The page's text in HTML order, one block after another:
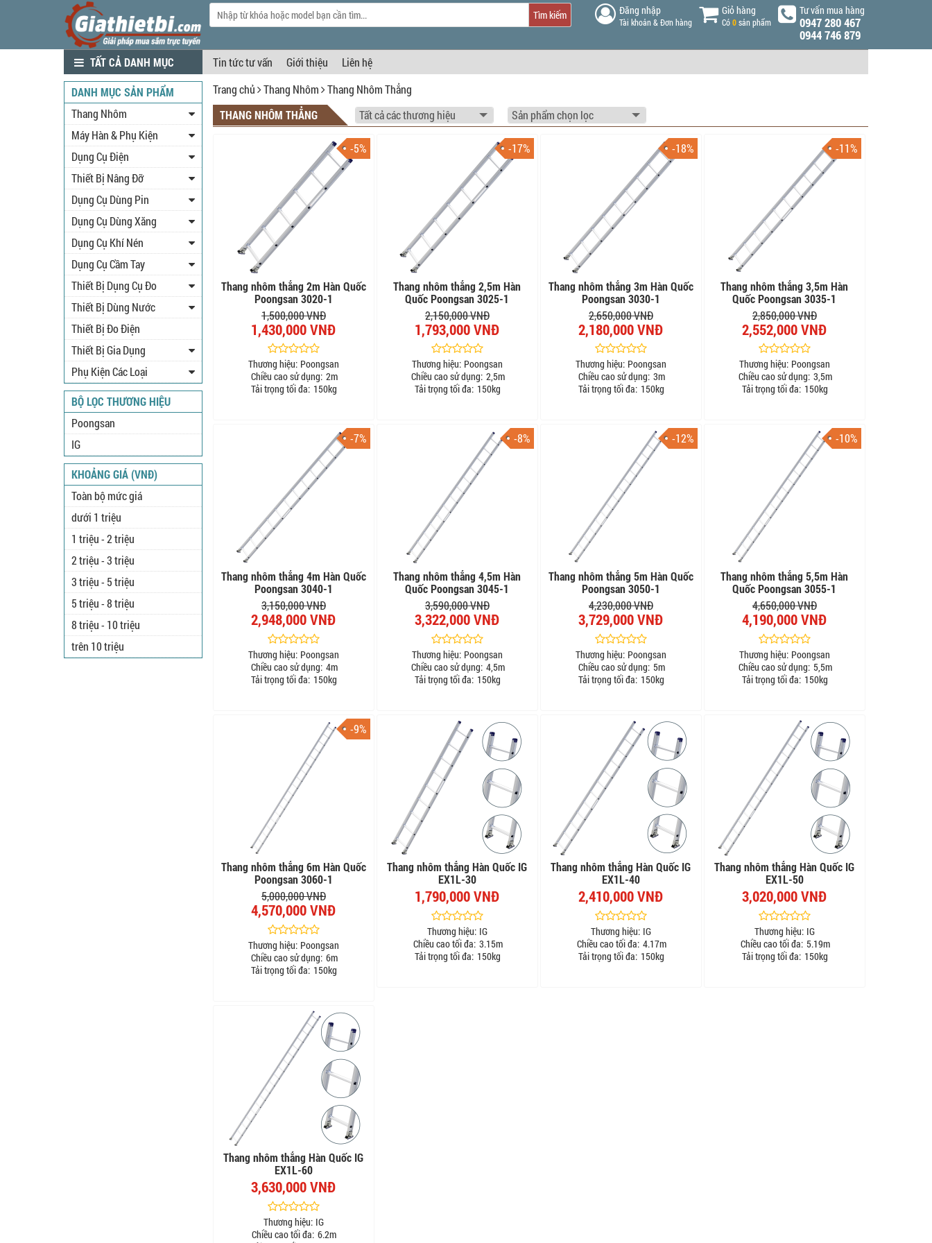
Tìm kiếm Đăng nhập
Tài khoản & Đơn hàng
Giỏ hàng
Có0sản phẩm
Tư vấn mua hàng
0947 280 467
0944 746 879
TẤT CẢ DANH MỤC Tin tức tư vấn Giới thiệu
Liên hệ
Trang chủ
Thang Nhôm
Thang Nhôm Thẳng
THANG NHÔM THẲNG
-5%
Thang nhôm thẳng 2m Hàn Quốc
Poongsan 3020-1
1,500,000 VNĐ
1,430,000 VNĐ
Thương hiệu: Poongsan
Chiều cao sử dụng: 2m
Tải trọng tối đa: 150kg
-17%
Thang nhôm thẳng 2,5m Hàn
Quốc Poongsan 3025-1
2,150,000 VNĐ
1,793,000 VNĐ
Thương hiệu: Poongsan
Chiều cao sử dụng: 2,5m
Tải trọng tối đa: 150kg
-18%
Thang nhôm thẳng 3m Hàn Quốc
Poongsan 3030-1
2,650,000 VNĐ
2,180,000 VNĐ
Thương hiệu: Poongsan
Chiều cao sử dụng: 3m
Tải trọng tối đa: 150kg
-11%
Thang nhôm thẳng 3,5m Hàn
Quốc Poongsan 3035-1
2,850,000 VNĐ
2,552,000 VNĐ
Thương hiệu: Poongsan
Chiều cao sử dụng: 3,5m
Tải trọng tối đa: 150kg
-7%
Thang nhôm thẳng 4m Hàn Quốc
Poongsan 3040-1
3,150,000 VNĐ
2,948,000 VNĐ
Thương hiệu: Poongsan
Chiều cao sử dụng: 4m
Tải trọng tối đa: 150kg
-8%
Thang nhôm thẳng 4,5m Hàn
Quốc Poongsan 3045-1
3,590,000 VNĐ
3,322,000 VNĐ
Thương hiệu: Poongsan
Chiều cao sử dụng: 4,5m
Tải trọng tối đa: 150kg
-12%
Thang nhôm thẳng 5m Hàn Quốc
Poongsan 3050-1
4,230,000 VNĐ
3,729,000 VNĐ
Thương hiệu: Poongsan
Chiều cao sử dụng: 5m
Tải trọng tối đa: 150kg
-10%
Thang nhôm thẳng 5,5m Hàn
Quốc Poongsan 3055-1
4,650,000 VNĐ
4,190,000 VNĐ
Thương hiệu: Poongsan
Chiều cao sử dụng: 5,5m
Tải trọng tối đa: 150kg
-9%
Thang nhôm thẳng 6m Hàn Quốc
Poongsan 3060-1
5,000,000 VNĐ
4,570,000 VNĐ
Thương hiệu: Poongsan
Chiều cao sử dụng: 6m
Tải trọng tối đa: 150kg
Thang nhôm thẳng Hàn Quốc IG
EX1L-30
1,790,000 VNĐ
Thương hiệu: IG
Chiều cao tối đa: 3.15m
Tải trọng tối đa: 150kg
Thang nhôm thẳng Hàn Quốc IG
EX1L-40
2,410,000 VNĐ
Thương hiệu: IG
Chiều cao tối đa: 4.17m
Tải trọng tối đa: 150kg
Thang nhôm thẳng Hàn Quốc IG
EX1L-50
3,020,000 VNĐ
Thương hiệu: IG
Chiều cao tối đa: 5.19m
Tải trọng tối đa: 150kg
Thang nhôm thẳng Hàn Quốc IG
EX1L-60
3,630,000 VNĐ
Thương hiệu: IG
Chiều cao tối đa: 6.2m
DANH MỤC SẢN PHẨM
Thang Nhôm
Máy Hàn & Phụ Kiện
Dụng Cụ Điện
Thiết Bị Nâng Đỡ
Dụng Cụ Dùng Pin
Dụng Cụ Dùng Xăng
Dụng Cụ Khí Nén
Dụng Cụ Cầm Tay
Thiết Bị Dụng Cụ Đo
Thiết Bị Dùng Nước
Thiết Bị Đo Điện
Thiết Bị Gia Dụng
Phụ Kiện Các Loại
BỘ LỌC THƯƠNG HIỆU
Poongsan
IG
KHOẢNG GIÁ (VNĐ)
Toàn bộ mức giá
dưới 1 triệu
1 triệu - 2 triệu
2 triệu - 3 triệu
3 triệu - 5 triệu
5 triệu - 8 triệu
8 triệu - 10 triệu
trên 10 triệu